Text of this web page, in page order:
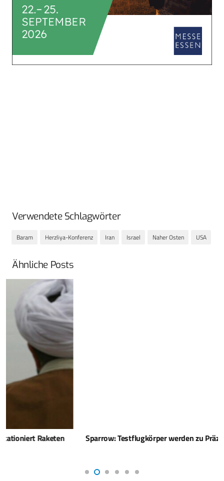
Verwendete Schlagwörter
Baram Herzliya-Konferenz Iran Israel Naher Osten USA
Ähnliche Posts
Sparrow: Testflugkörper werden zu Präzisionswaffen